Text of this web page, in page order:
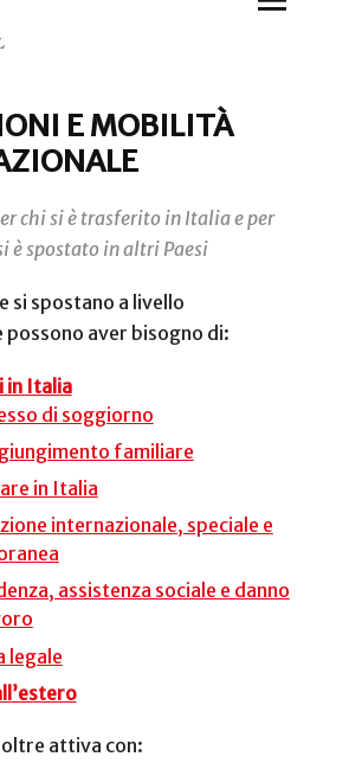
E MOBILITÀ
chi si è trasferito in Italia e per
è spostato in altri Paesi
si spostano a livello
possono aver bisogno di:
in Italia
di soggiorno
familiare
in Italia
internazionale, speciale e
assistenza sociale e danno
legale
attiva con: